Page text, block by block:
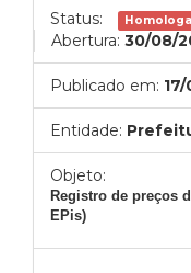
Status:
Abertura: 30/08/
Publicado em:
Entidade:
Objeto:
Registro de preços
EPis)